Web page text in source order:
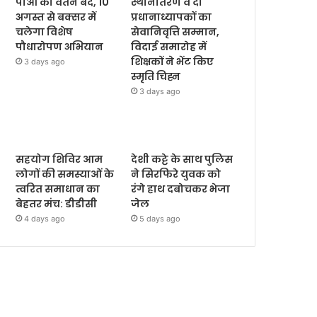
अगस्त से बक्सर में
चलेगा विशेष
पौधारोपण अभियान
3 days ago
प्रधानाध्यापकों का
सेवानिवृत्ति सम्मान,
विदाई समारोह में
शिक्षकों ने भेंट किए
स्मृति चिह्न
3 days ago
सहयोग शिविर आम
लोगों की समस्याओं के
त्वरित समाधान का
बेहतर मंच: डीडीसी
4 days ago
देशी कट्टे के साथ पुलिस
ने सिरफिरे युवक को
रंगे हाथ दबोचकर भेजा
जेल
5 days ago